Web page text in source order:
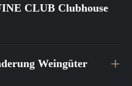
CLUB Clubhouse
Weingüter